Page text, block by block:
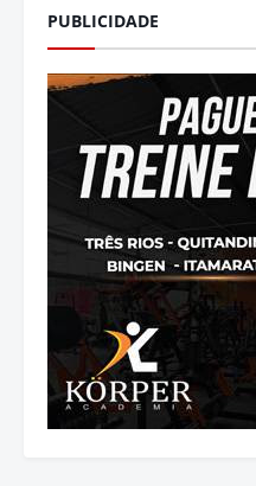
PUBLICIDADE